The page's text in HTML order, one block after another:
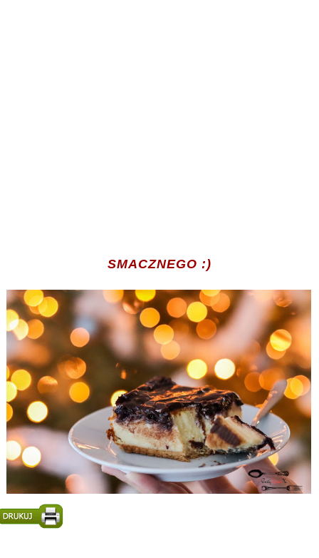
SMACZNEGO :)